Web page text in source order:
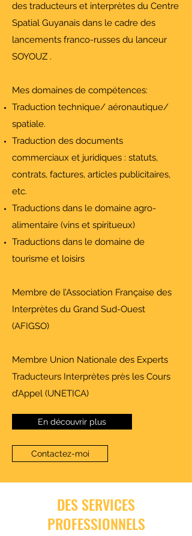
des traducteurs et interprètes du Centre
Spatial Guyanais dans le cadre des
lancements franco-russes du lanceur
SOYOUZ .
Mes domaines de compétences:
Traduction technique/ aéronautique/
spatiale.
Traduction des documents
commerciaux et juridiques : statuts,
contrats, factures, articles publicitaires,
etc.
Traductions dans le domaine agro-
alimentaire (vins et spiritueux)
Traductions dans le domaine de
tourisme et loisirs
Membre de l’Association Française des
Interprètes du Grand Sud-Ouest
(AFIGSO)
Membre Union Nationale des Experts
Traducteurs Interprètes près les Cours
d’Appel (UNETICA)
En découvrir plus
Contactez-moi
DES SERVICES
PROFESSIONNELS